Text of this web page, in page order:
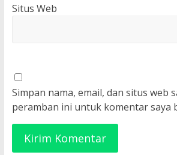
Situs Web
Simpan nama, email, dan situs web
peramban ini untuk komentar saya